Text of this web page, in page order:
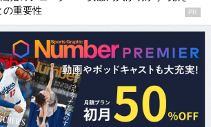
の重要性
PR